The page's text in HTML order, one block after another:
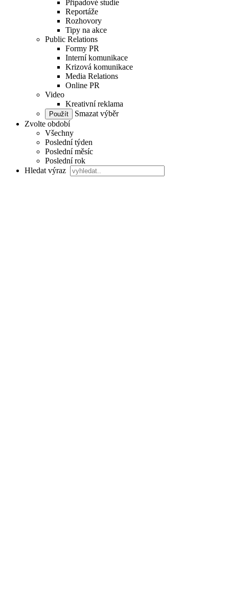
Případové studie
Reportáže
Rozhovory
Tipy na akce
Public Relations
Formy PR
Interní komunikace
Krizová komunikace
Media Relations
Online PR
Video
Kreativní reklama
Smazat výběr
Zvolte období
Všechny
Poslední týden
Poslední měsíc
Poslední rok
Hledat výraz